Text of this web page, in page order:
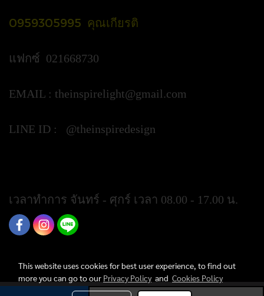
0959305995 คุณเกียรติ
แฟกซ์ 021668730
EMAIL : theinspirelight@gmail.com
LINE ID : @theinspiredesign
เวลาทำการ จันทร์ - ศุกร์ เวลา 08.00 - 17.00 น.
This website uses cookies for best user experience, to find out
more you can go to our Privacy Policyand Cookies Policy